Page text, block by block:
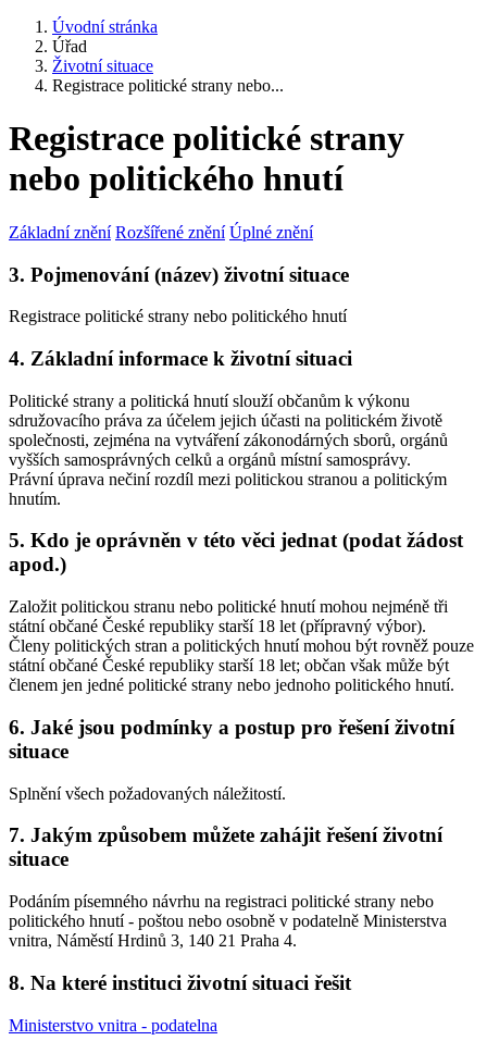
Úvodní stránka
Úřad
Životní situace
Registrace politické strany nebo...
Registrace politické strany
nebo politického hnutí
Základní znění Rozšířené znění Úplné znění
3. Pojmenování (název) životní situace
Registrace politické strany nebo politického hnutí
4. Základní informace k životní situaci
Politické strany a politická hnutí slouží občanům k výkonu
sdružovacího práva za účelem jejich účasti na politickém životě
společnosti, zejména na vytváření zákonodárných sborů, orgánů
vyšších samosprávných celků a orgánů místní samosprávy.
Právní úprava nečiní rozdíl mezi politickou stranou a politickým
hnutím.
5. Kdo je oprávněn v této věci jednat (podat žádost
apod.)
Založit politickou stranu nebo politické hnutí mohou nejméně tři
státní občané České republiky starší 18 let (přípravný výbor).
Členy politických stran a politických hnutí mohou být rovněž pouze
státní občané České republiky starší 18 let; občan však může být
členem jen jedné politické strany nebo jednoho politického hnutí.
6. Jaké jsou podmínky a postup pro řešení životní
situace
Splnění všech požadovaných náležitostí.
7. Jakým způsobem můžete zahájit řešení životní
situace
Podáním písemného návrhu na registraci politické strany nebo
politického hnutí - poštou nebo osobně v podatelně Ministerstva
vnitra, Náměstí Hrdinů 3, 140 21 Praha 4.
8. Na které instituci životní situaci řešit
Ministerstvo vnitra - podatelna